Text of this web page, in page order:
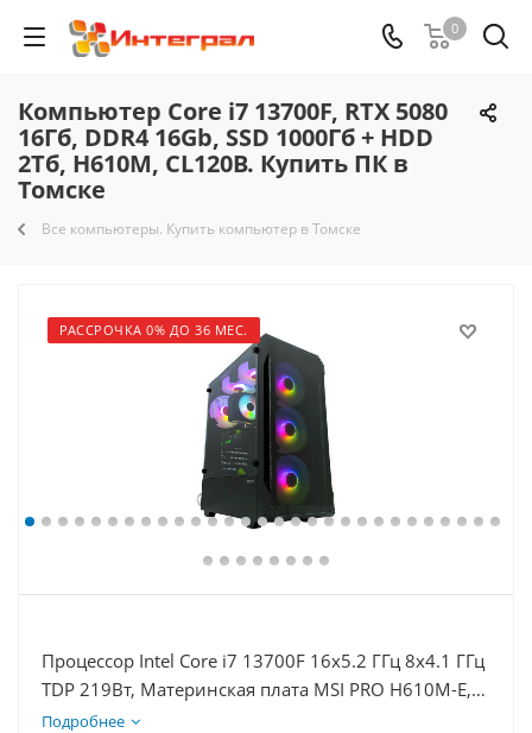
0
Компьютер Core i7 13700F, RTX 5080
16Гб, DDR4 16Gb, SSD 1000Гб + HDD
2Тб, H610M, CL120B. Купить ПК в
Томске
Все компьютеры. Купить компьютер в Томске
РАССРОЧКА 0% ДО 36 МЕС.
Процессор Intel Core i7 13700F 16x5.2 ГГц 8x4.1 ГГц
TDP 219Вт, Материнская плата MSI PRO H610M-E,
Видеокарта RTX 5080 16Гб, Память DDR4 16Gb,
Подробнее